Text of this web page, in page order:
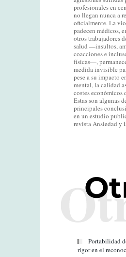
profesionales en
no llegan nunca a
oficialmente. La
padecen médicos,
otros trabajadores
salud —insultos,
coacciones e
físicas—,
medida invisible
pese a su impacto
mental, la calidad
costes económicos
Estas son algunas
principales
en un estudio
revista Ansiedad y
Portabilidad
rigor en el